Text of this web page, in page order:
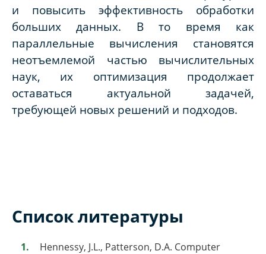
и повысить эффективность обработки
больших данных. В то время как
параллельные вычисления становятся
неотъемлемой частью вычислительных
наук, их оптимизация продолжает
оставаться актуальной задачей,
требующей новых решений и подходов.
Список литературы
Hennessy, J.L., Patterson, D.A. Computer